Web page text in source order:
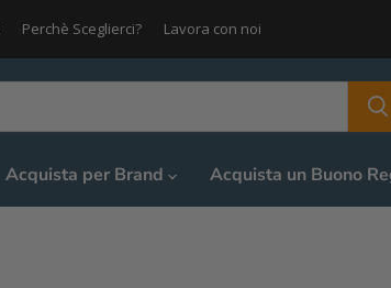
Perchè Sceglierci? Lavora con noi
Acquista per Brand Acquista un Buono